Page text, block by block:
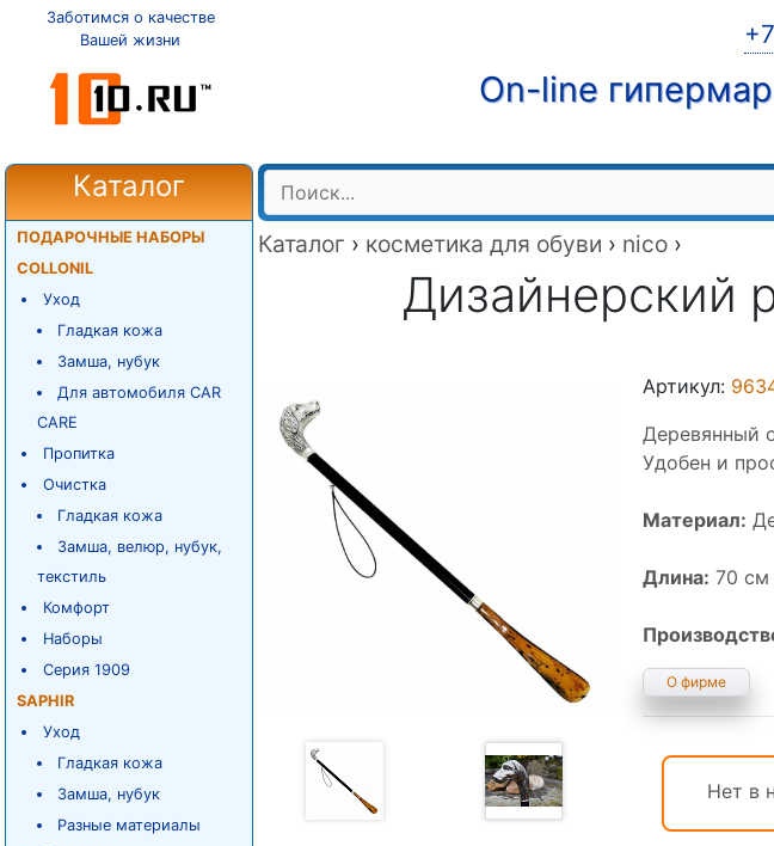
Заботимся о качестве
Вашей жизни
On-line
Каталог
ПОДАРОЧНЫЕ НАБОРЫ
COLLONIL
Уход
Гладкая кожа
Замша, нубук
Для автомобиля CAR
CARE
Пропитка
Очистка
Гладкая кожа
Замша, велюр, нубук,
текстиль
Комфорт
Наборы
Серия 1909
SAPHIR
Уход
Гладкая кожа
Замша, нубук
Разные материалы
Каталог › косметика для обуви › nico ›
Дизайнерский
Артикул:
Деревянный
Удобен и
Материал:
Длина: 70 см
О фирме
Нет в